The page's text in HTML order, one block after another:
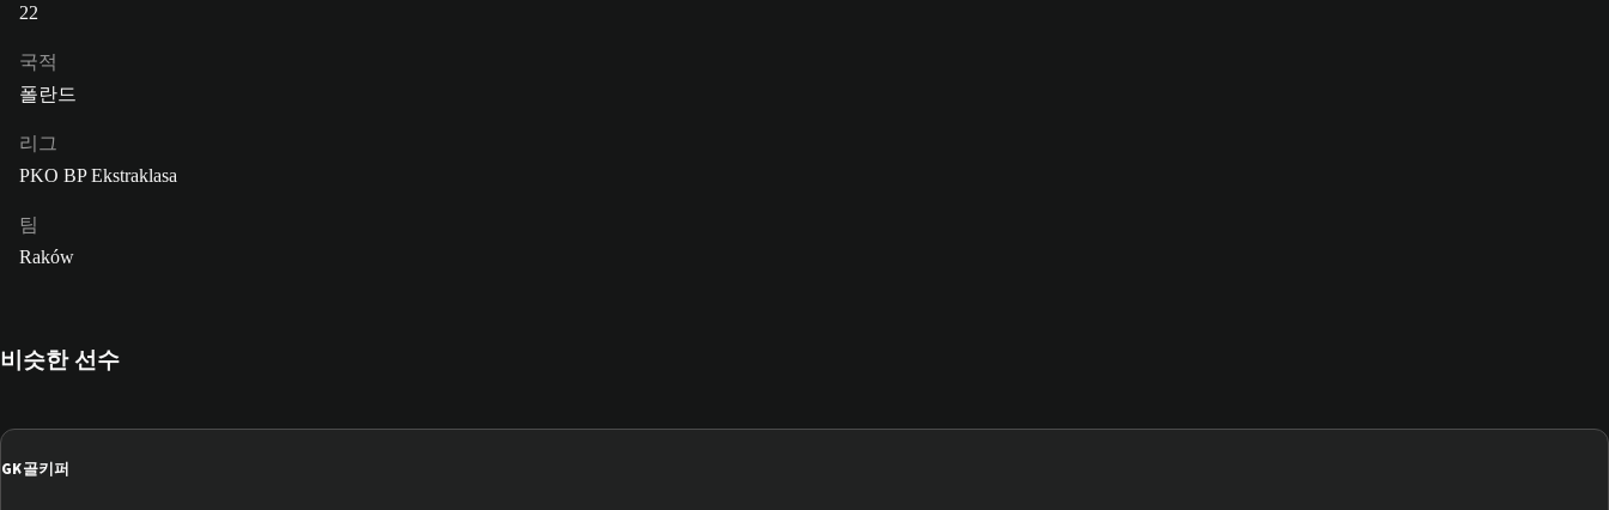
22
국적
폴란드
리그
PKO BP Ekstraklasa
팀
Raków
비슷한 선수
GK골키퍼